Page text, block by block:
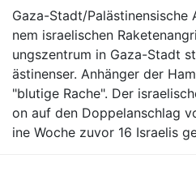
Gaza-Stadt/Palästinensische
nem israelischen
ungszentrum in Gaza-Stadt
ästinenser. Anhänger der
"blutige Rache". Der
on auf den Doppelanschlag
ine Woche zuvor 16 Israelis